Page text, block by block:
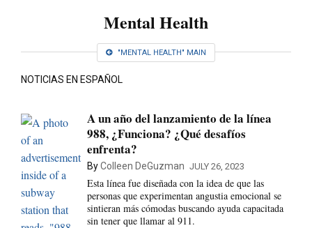
Mental Health
"MENTAL HEALTH" MAIN
NOTICIAS EN ESPAÑOL
A un año del lanzamiento de la línea
988, ¿Funciona? ¿Qué desafíos
enfrenta?
ByColleen DeGuzman JULY 26, 2023
Esta línea fue diseñada con la idea de que las
personas que experimentan angustia emocional se
sintieran más cómodas buscando ayuda capacitada
sin tener que llamar al 911.